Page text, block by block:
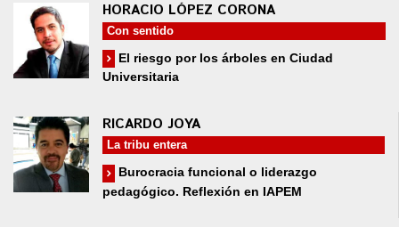
HORACIO LÓPEZ CORONA
Con sentido
El riesgo por los árboles en Ciudad
Universitaria
RICARDO JOYA
La tribu entera
Burocracia funcional o liderazgo
pedagógico. Reflexión en IAPEM